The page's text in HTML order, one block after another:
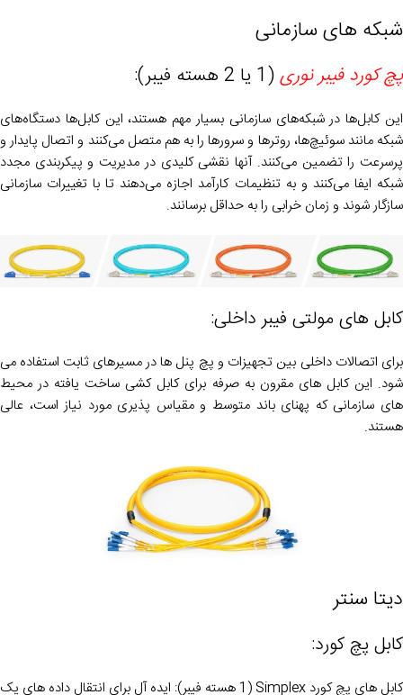
شبکه های سازمانی
پچ کورد فیبر نوری(1 یا 2 هسته فیبر):
این کابل‌ها در شبکه‌های سازمانی بسیار مهم هستند، این کابل‌ها دستگاه‌های
شبکه مانند سوئیچ‌ها، روترها و سرورها را به هم متصل می‌کنند و اتصال پایدار و
پرسرعت را تضمین می‌کنند. آنها نقشی کلیدی در مدیریت و پیکربندی مجدد
شبکه ایفا می‌کنند و به تنظیمات کارآمد اجازه می‌دهند تا با تغییرات سازمانی
سازگار شوند و زمان خرابی را به حداقل برسانند.
کابل های مولتی فیبر داخلی:
برای اتصالات داخلی بین تجهیزات و پچ پنل ها در مسیرهای ثابت استفاده می
شود. این کابل های مقرون به صرفه برای کابل کشی ساخت یافته در محیط
های سازمانی که پهنای باند متوسط ​​و مقیاس پذیری مورد نیاز است، عالی
هستند.
دیتا سنتر
کابل پچ کورد:
کابل های پچ کورد Simplex (1 هسته فیبر): ایده آل برای انتقال داده های یک